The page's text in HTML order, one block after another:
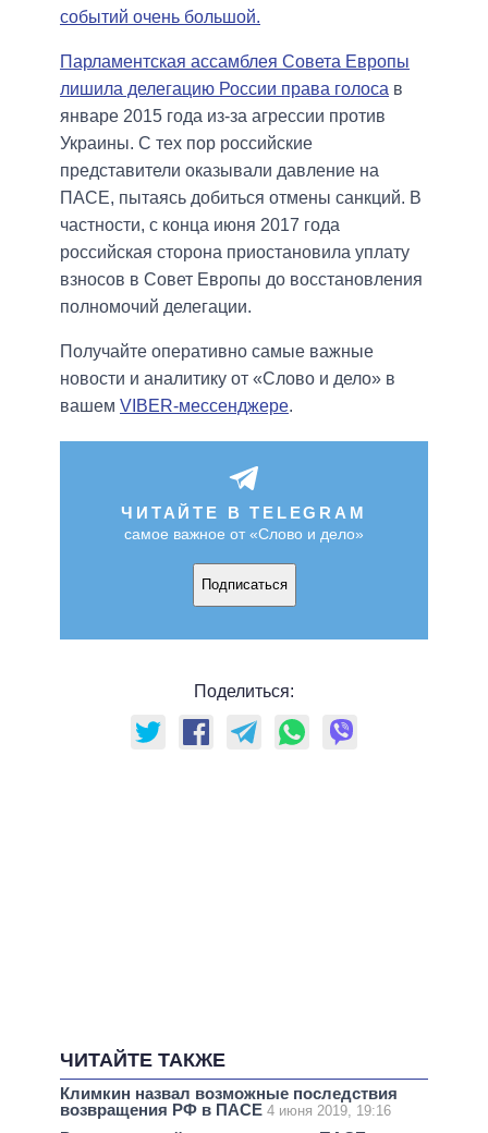
событий очень большой.
Парламентская ассамблея Совета Европы
лишила делегацию России права голоса в
январе 2015 года из-за агрессии против
Украины. С тех пор российские
представители оказывали давление на
ПАСЕ, пытаясь добиться отмены санкций. В
частности, с конца июня 2017 года
российская сторона приостановила уплату
взносов в Совет Европы до восстановления
полномочий делегации.
Получайте оперативно самые важные
новости и аналитику от «Слово и дело» в
вашем VIBER-мессенджере.
ЧИТАЙТЕ В TELEGRAM
самое важное от «Слово и дело»
Подписаться
Поделиться:
ЧИТАЙТЕ ТАКЖЕ
Климкин назвал возможные последствия
возвращения РФ в ПАСЕ 4 июня 2019, 19:16